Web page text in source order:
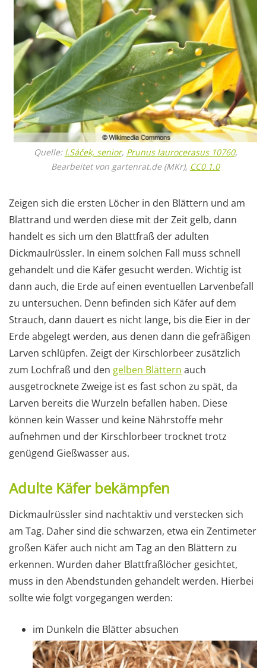
Quelle: I.Sáček, senior, Prunus laurocerasus 10760,
Bearbeitet von gartenrat.de (MKr), CC0 1.0
Zeigen sich die ersten Löcher in den Blättern und am
Blattrand und werden diese mit der Zeit gelb, dann
handelt es sich um den Blattfraß der adulten
Dickmaulrüssler. In einem solchen Fall muss schnell
gehandelt und die Käfer gesucht werden. Wichtig ist
dann auch, die Erde auf einen eventuellen Larvenbefall
zu untersuchen. Denn befinden sich Käfer auf dem
Strauch, dann dauert es nicht lange, bis die Eier in der
Erde abgelegt werden, aus denen dann die gefräßigen
Larven schlüpfen. Zeigt der Kirschlorbeer zusätzlich
zum Lochfraß und den gelben Blättern auch
ausgetrocknete Zweige ist es fast schon zu spät, da
Larven bereits die Wurzeln befallen haben. Diese
können kein Wasser und keine Nährstoffe mehr
aufnehmen und der Kirschlorbeer trocknet trotz
genügend Gießwasser aus.
Adulte Käfer bekämpfen
Dickmaulrüssler sind nachtaktiv und verstecken sich
am Tag. Daher sind die schwarzen, etwa ein Zentimeter
großen Käfer auch nicht am Tag an den Blättern zu
erkennen. Wurden daher Blattfraßlöcher gesichtet,
muss in den Abendstunden gehandelt werden. Hierbei
sollte wie folgt vorgegangen werden:
im Dunkeln die Blätter absuchen